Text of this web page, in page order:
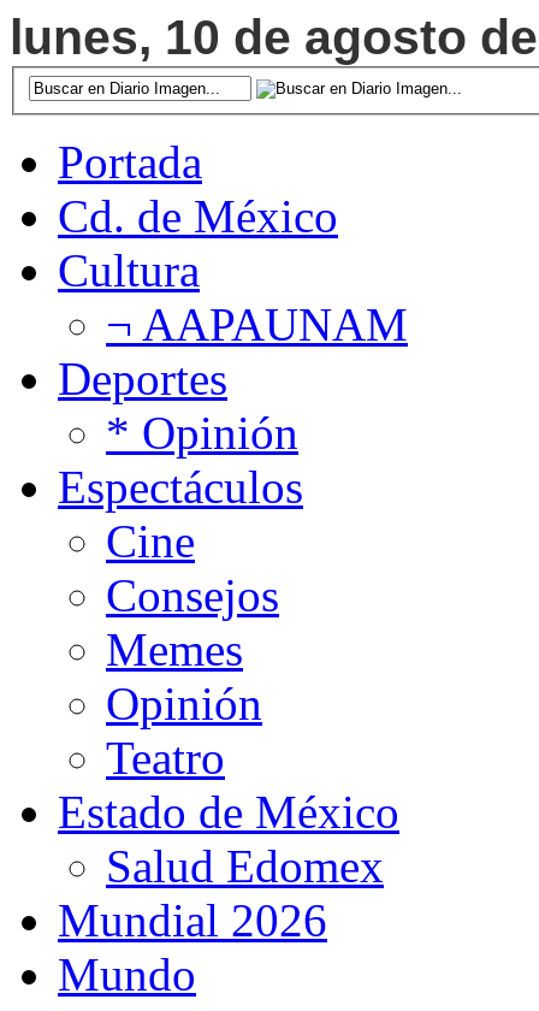
lunes, 10 de agosto
Portada
Cd. de México
Cultura
¬ AAPAUNAM
Deportes
* Opinión
Espectáculos
Cine
Consejos
Memes
Opinión
Teatro
Estado de México
Salud Edomex
Mundial 2026
Mundo